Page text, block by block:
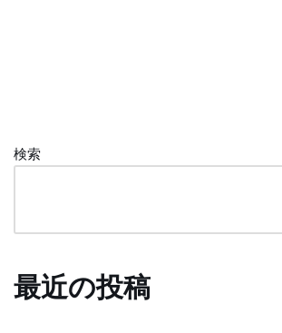
検索
最近の投稿